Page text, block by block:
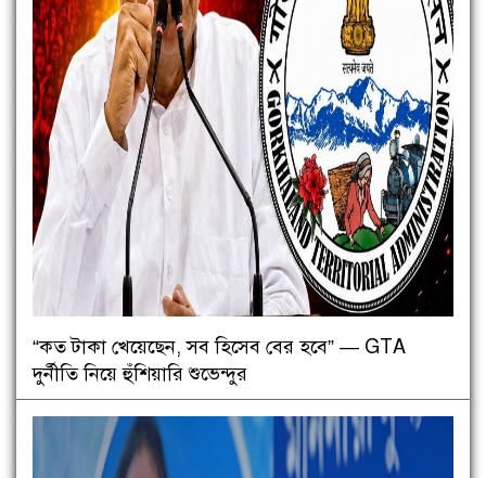
“কত টাকা খেয়েছেন, সব হিসেব বের হবে” — GTA
দুর্নীতি নিয়ে হুঁশিয়ারি শুভেন্দুর